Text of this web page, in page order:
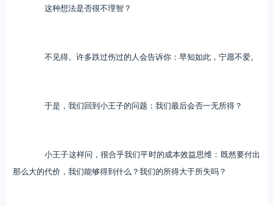
这种想法是否很不理智？
不见得。许多跌过伤过的人会告诉你：早知如此，宁愿不爱。
于是，我们回到小王子的问题：我们最后会否一无所得？
小王子这样问，很合乎我们平时的成本效益思维：既然要付出
那么大的代价，我们能够得到什么？我们的所得大于所失吗？